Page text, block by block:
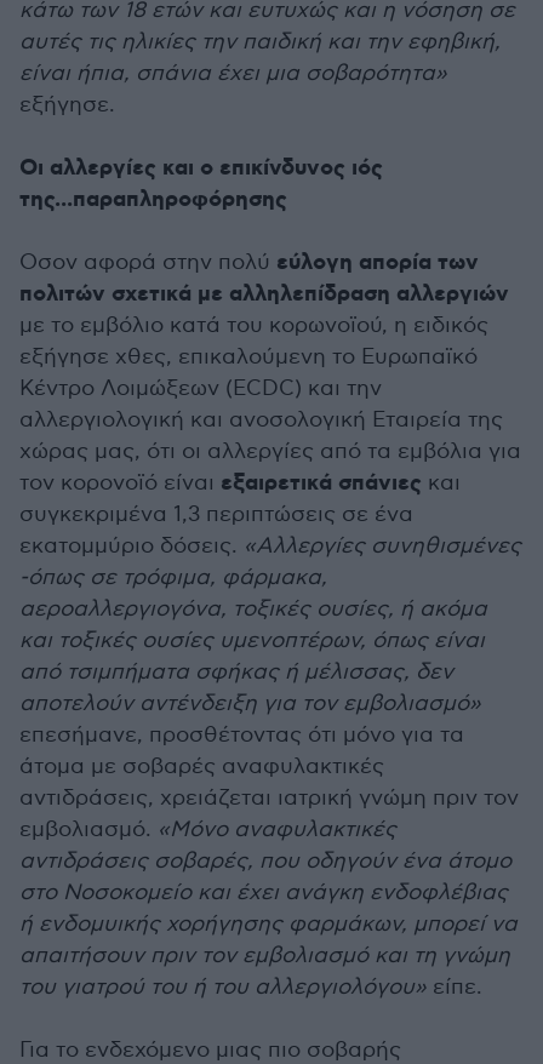
κάτω των 18 ετών και ευτυχώς και η νόσηση σε
αυτές τις ηλικίες την παιδική και την εφηβική,
είναι ήπια, σπάνια έχει μια σοβαρότητα»
εξήγησε.
Οι αλλεργίες και ο επικίνδυνος ιός
της...παραπληροφόρησης
Οσον αφορά στην πολύ εύλογη απορία των
πολιτών σχετικά με αλληλεπίδραση αλλεργιών
με το εμβόλιο κατά του κορωνοϊού, η ειδικός
εξήγησε χθες, επικαλούμενη το Ευρωπαϊκό
Κέντρο Λοιμώξεων (ECDC) και την
αλλεργιολογική και ανοσολογική Εταιρεία της
χώρας μας, ότι οι αλλεργίες από τα εμβόλια για
τον κορονοϊό είναι εξαιρετικά σπάνιες και
συγκεκριμένα 1,3 περιπτώσεις σε ένα
εκατομμύριο δόσεις. «Αλλεργίες συνηθισμένες
-όπως σε τρόφιμα, φάρμακα,
αεροαλλεργιογόνα, τοξικές ουσίες, ή ακόμα
και τοξικές ουσίες υμενοπτέρων, όπως είναι
από τσιμπήματα σφήκας ή μέλισσας, δεν
αποτελούν αντένδειξη για τον εμβολιασμό»
επεσήμανε, προσθέτοντας ότι μόνο για τα
άτομα με σοβαρές αναφυλακτικές
αντιδράσεις, χρειάζεται ιατρική γνώμη πριν τον
εμβολιασμό. «Μόνο αναφυλακτικές
αντιδράσεις σοβαρές, που οδηγούν ένα άτομο
στο Νοσοκομείο και έχει ανάγκη ενδοφλέβιας
ή ενδομυικής χορήγησης φαρμάκων, μπορεί να
απαιτήσουν πριν τον εμβολιασμό και τη γνώμη
του γιατρού του ή του αλλεργιολόγου» είπε.
Για το ενδεχόμενο μιας πιο σοβαρής